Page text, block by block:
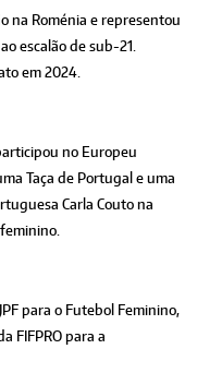
na Roménia e representou
escalão de sub-21.
em 2024.
no Europeu
Taça de Portugal e uma
Carla Couto na
para o Fute­bol Feminino,
FIFPRO para a